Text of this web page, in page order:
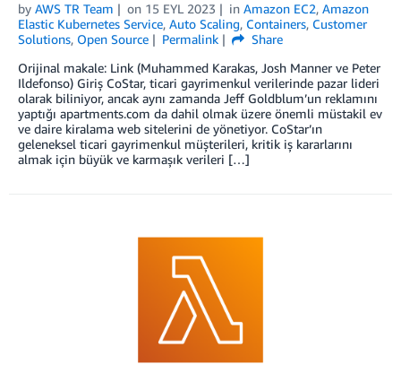
by AWS TR Team on 15 EYL 2023 in Amazon EC2, Amazon
Elastic Kubernetes Service, Auto Scaling, Containers, Customer
Solutions, Open Source Permalink
Share
Orijinal makale: Link (Muhammed Karakas, Josh Manner ve Peter
Ildefonso) Giriş CoStar, ticari gayrimenkul verilerinde pazar lideri
olarak biliniyor, ancak aynı zamanda Jeff Goldblum’un reklamını
yaptığı apartments.com da dahil olmak üzere önemli müstakil ev
ve daire kiralama web sitelerini de yönetiyor. CoStar’ın
geleneksel ticari gayrimenkul müşterileri, kritik iş kararlarını
almak için büyük ve karmaşık verileri […]